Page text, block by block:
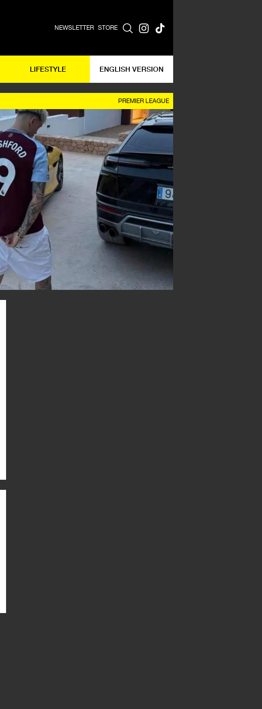
NEWSLETTER STORE
LIFESTYLE ENGLISH VERSION
PREMIER LEAGUE